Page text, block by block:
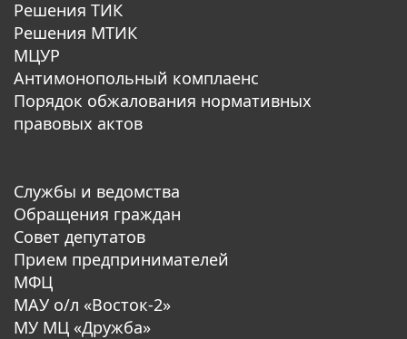
Решения ТИК
Решения МТИК
МЦУР
Антимонопольный комплаенс
Порядок обжалования нормативных
правовых актов
Службы и ведомства
Обращения граждан
Совет депутатов
Прием предпринимателей
МФЦ
МАУ о/л «Восток-2»
МУ МЦ «Дружба»